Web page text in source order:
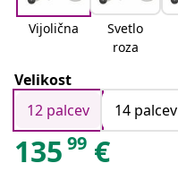
Vijolična
Svetlo
roza
Velikost
12 palcev
14 palcev
135 99 €